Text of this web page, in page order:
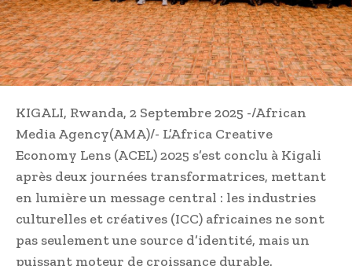
KIGALI, Rwanda, 2 Septembre 2025 -/African
Media Agency(AMA)/- L’Africa Creative
Economy Lens (ACEL) 2025 s’est conclu à Kigali
après deux journées transformatrices, mettant
en lumière un message central : les industries
culturelles et créatives (ICC) africaines ne sont
pas seulement une source d’identité, mais un
puissant moteur de croissance durable.